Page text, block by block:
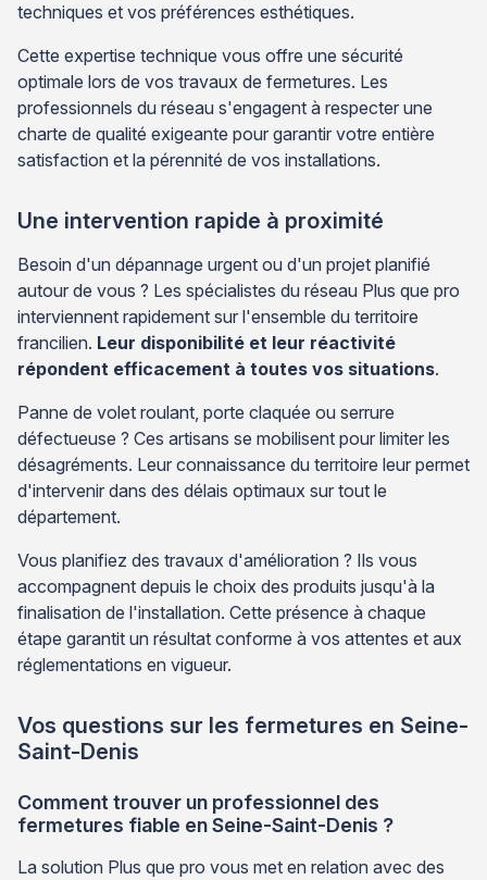
techniques et vos préférences esthétiques.
Cette expertise technique vous offre une sécurité
optimale lors de vos travaux de fermetures. Les
professionnels du réseau s'engagent à respecter une
charte de qualité exigeante pour garantir votre entière
satisfaction et la pérennité de vos installations.
Une intervention rapide à proximité
Besoin d'un dépannage urgent ou d'un projet planifié
autour de vous ? Les spécialistes du réseau Plus que pro
interviennent rapidement sur l'ensemble du territoire
francilien. Leur disponibilité et leur réactivité
répondent efficacement à toutes vos situations.
Panne de volet roulant, porte claquée ou serrure
défectueuse ? Ces artisans se mobilisent pour limiter les
désagréments. Leur connaissance du territoire leur permet
d'intervenir dans des délais optimaux sur tout le
département.
Vous planifiez des travaux d'amélioration ? Ils vous
accompagnent depuis le choix des produits jusqu'à la
finalisation de l'installation. Cette présence à chaque
étape garantit un résultat conforme à vos attentes et aux
réglementations en vigueur.
Vos questions sur les fermetures en Seine-
Saint-Denis
Comment trouver un professionnel des
fermetures fiable en Seine-Saint-Denis ?
La solution Plus que pro vous met en relation avec des